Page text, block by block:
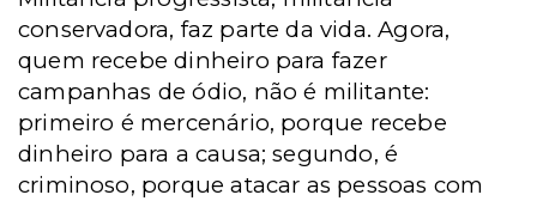
conservadora, faz parte da vida. Agora,
quem recebe dinheiro para fazer
campanhas de ódio, não é militante:
primeiro é mercenário, porque recebe
dinheiro para a causa; segundo, é
criminoso, porque atacar as pessoas com